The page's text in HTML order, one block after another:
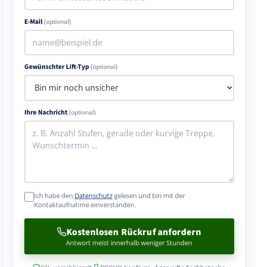
E-Mail(optional)
Gewünschter Lift-Typ(optional)
Ihre Nachricht(optional)
Ich habe den Datenschutzgelesen und bin mit der
Kontaktaufnahme einverstanden.
Kostenlosen Rückruf anfordern
Antwort meist innerhalb weniger Stunden